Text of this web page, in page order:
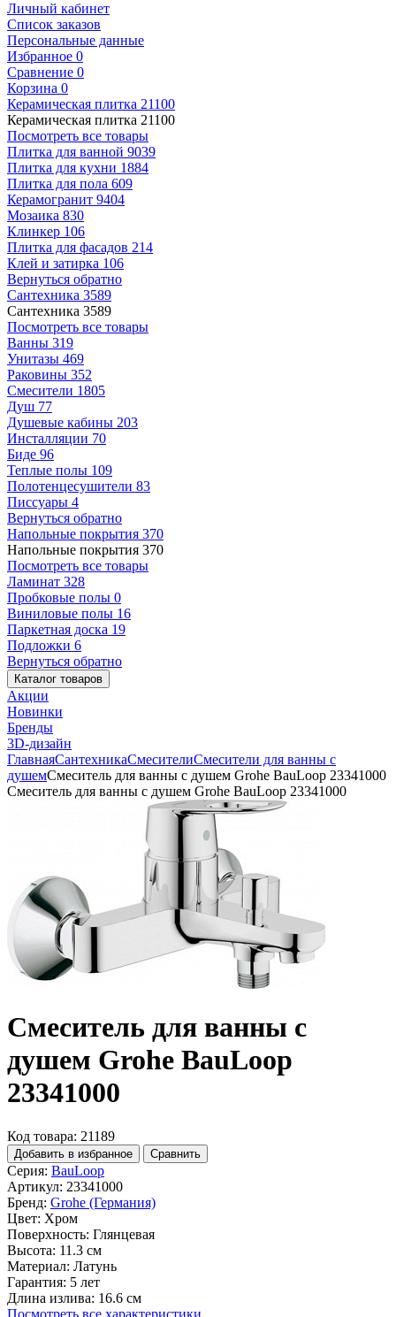
Личный кабинет
Список заказов
Персональные данные
Избранное 0
Сравнение 0
Корзина 0
Керамическая плитка 21100
Керамическая плитка 21100
Посмотреть все товары
Плитка для ванной 9039
Плитка для кухни 1884
Плитка для пола 609
Керамогранит 9404
Мозаика 830
Клинкер 106
Плитка для фасадов 214
Клей и затирка 106
Вернуться обратно
Сантехника 3589
Сантехника 3589
Посмотреть все товары
Ванны 319
Унитазы 469
Раковины 352
Смесители 1805
Душ 77
Душевые кабины 203
Инсталляции 70
Биде 96
Теплые полы 109
Полотенцесушители 83
Писсуары 4
Вернуться обратно
Напольные покрытия 370
Напольные покрытия 370
Посмотреть все товары
Ламинат 328
Пробковые полы 0
Виниловые полы 16
Паркетная доска 19
Подложки 6
Вернуться обратно
Каталог товаров
Акции
Новинки
Бренды
3D-дизайн
ГлавнаяСантехникаСмесителиСмесители для ванны с
душемСмеситель для ванны с душем Grohe BauLoop 23341000
Смеситель для ванны с душем Grohe BauLoop 23341000
Смеситель для ванны с
душем Grohe BauLoop
23341000
Код товара: 21189
Добавить в избранное Сравнить
Серия: BauLoop
Артикул: 23341000
Бренд: Grohe (Германия)
Цвет: Хром
Поверхность: Глянцевая
Высота: 11.3 см
Материал: Латунь
Гарантия: 5 лет
Длина излива: 16.6 см
Посмотреть все характеристики